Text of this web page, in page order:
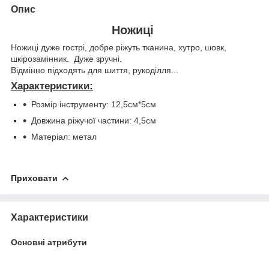
Опис
Ножиці
Ножиці дуже гострі, добре ріжуть тканина, хутро, шовк,
шкірозамінник. Дуже зручні.
Відмінно підходять для шиття, рукоділля...
Характеристики:
Розмір інструменту: 12,5см*5см
Довжина ріжучої частини: 4,5см
Матеріал: метал
Приховати
Характеристики
Основні атрибути